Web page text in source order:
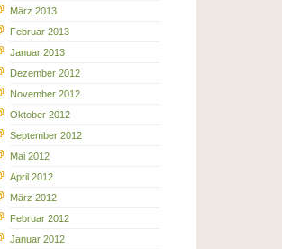
März 2013
Februar 2013
Januar 2013
Dezember 2012
November 2012
Oktober 2012
September 2012
Mai 2012
April 2012
März 2012
Februar 2012
Januar 2012